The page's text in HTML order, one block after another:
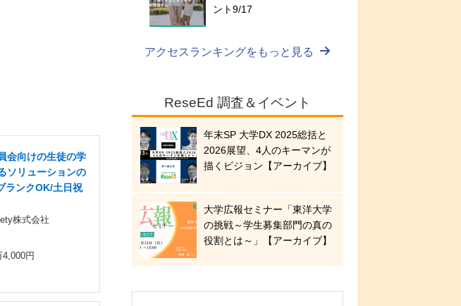
会向けの生徒の学
ソリューションの
ランクOK/土日祝
株式会社
円
ント9/17
アクセスランキングをもっと見る
ReseEd 調査＆イベント
年末SP 大学DX 2025総括と
2026展望、4人のキーマンが
描くビジョン【アーカイブ】
大学広報セミナー「東洋大学
の挑戦～学生募集部門の真の
役割とは～」【アーカイブ】